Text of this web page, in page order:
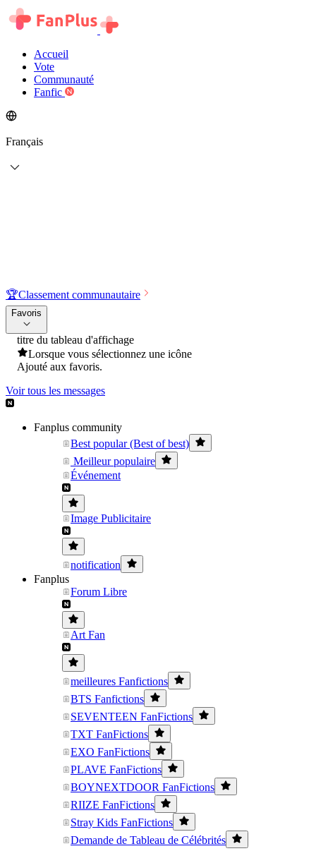
Accueil
Vote
Communauté
Fanfic
Français
🏆Classement communautaire
Favoris
titre du tableau d'affichage
Lorsque vous sélectionnez une icône
Ajouté aux favoris.
Voir tous les messages
Fanplus community
Best popular (Best of best)
Meilleur populaire
Événement
Image Publicitaire
notification
Fanplus
Forum Libre
Art Fan
meilleures Fanfictions
BTS Fanfictions
SEVENTEEN FanFictions
TXT FanFictions
EXO FanFictions
PLAVE FanFictions
BOYNEXTDOOR FanFictions
RIIZE FanFictions
Stray Kids FanFictions
Demande de Tableau de Célébrités